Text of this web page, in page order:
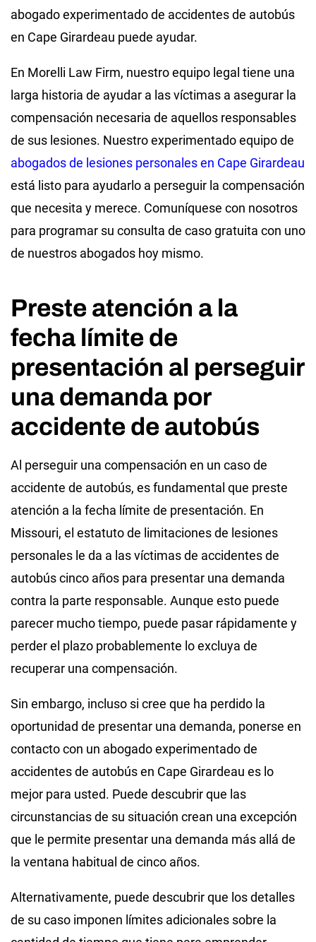
abogado experimentado de accidentes de autobús
en Cape Girardeau puede ayudar.
En Morelli Law Firm, nuestro equipo legal tiene una
larga historia de ayudar a las víctimas a asegurar la
compensación necesaria de aquellos responsables
de sus lesiones. Nuestro experimentado equipo de
abogados de lesiones personales en Cape Girardeau
está listo para ayudarlo a perseguir la compensación
que necesita y merece. Comuníquese con nosotros
para programar su consulta de caso gratuita con uno
de nuestros abogados hoy mismo.
Preste atención a la
fecha límite de
presentación al perseguir
una demanda por
accidente de autobús
Al perseguir una compensación en un caso de
accidente de autobús, es fundamental que preste
atención a la fecha límite de presentación. En
Missouri, el estatuto de limitaciones de lesiones
personales le da a las víctimas de accidentes de
autobús cinco años para presentar una demanda
contra la parte responsable. Aunque esto puede
parecer mucho tiempo, puede pasar rápidamente y
perder el plazo probablemente lo excluya de
recuperar una compensación.
Sin embargo, incluso si cree que ha perdido la
oportunidad de presentar una demanda, ponerse en
contacto con un abogado experimentado de
accidentes de autobús en Cape Girardeau es lo
mejor para usted. Puede descubrir que las
circunstancias de su situación crean una excepción
que le permite presentar una demanda más allá de
la ventana habitual de cinco años.
Alternativamente, puede descubrir que los detalles
de su caso imponen límites adicionales sobre la